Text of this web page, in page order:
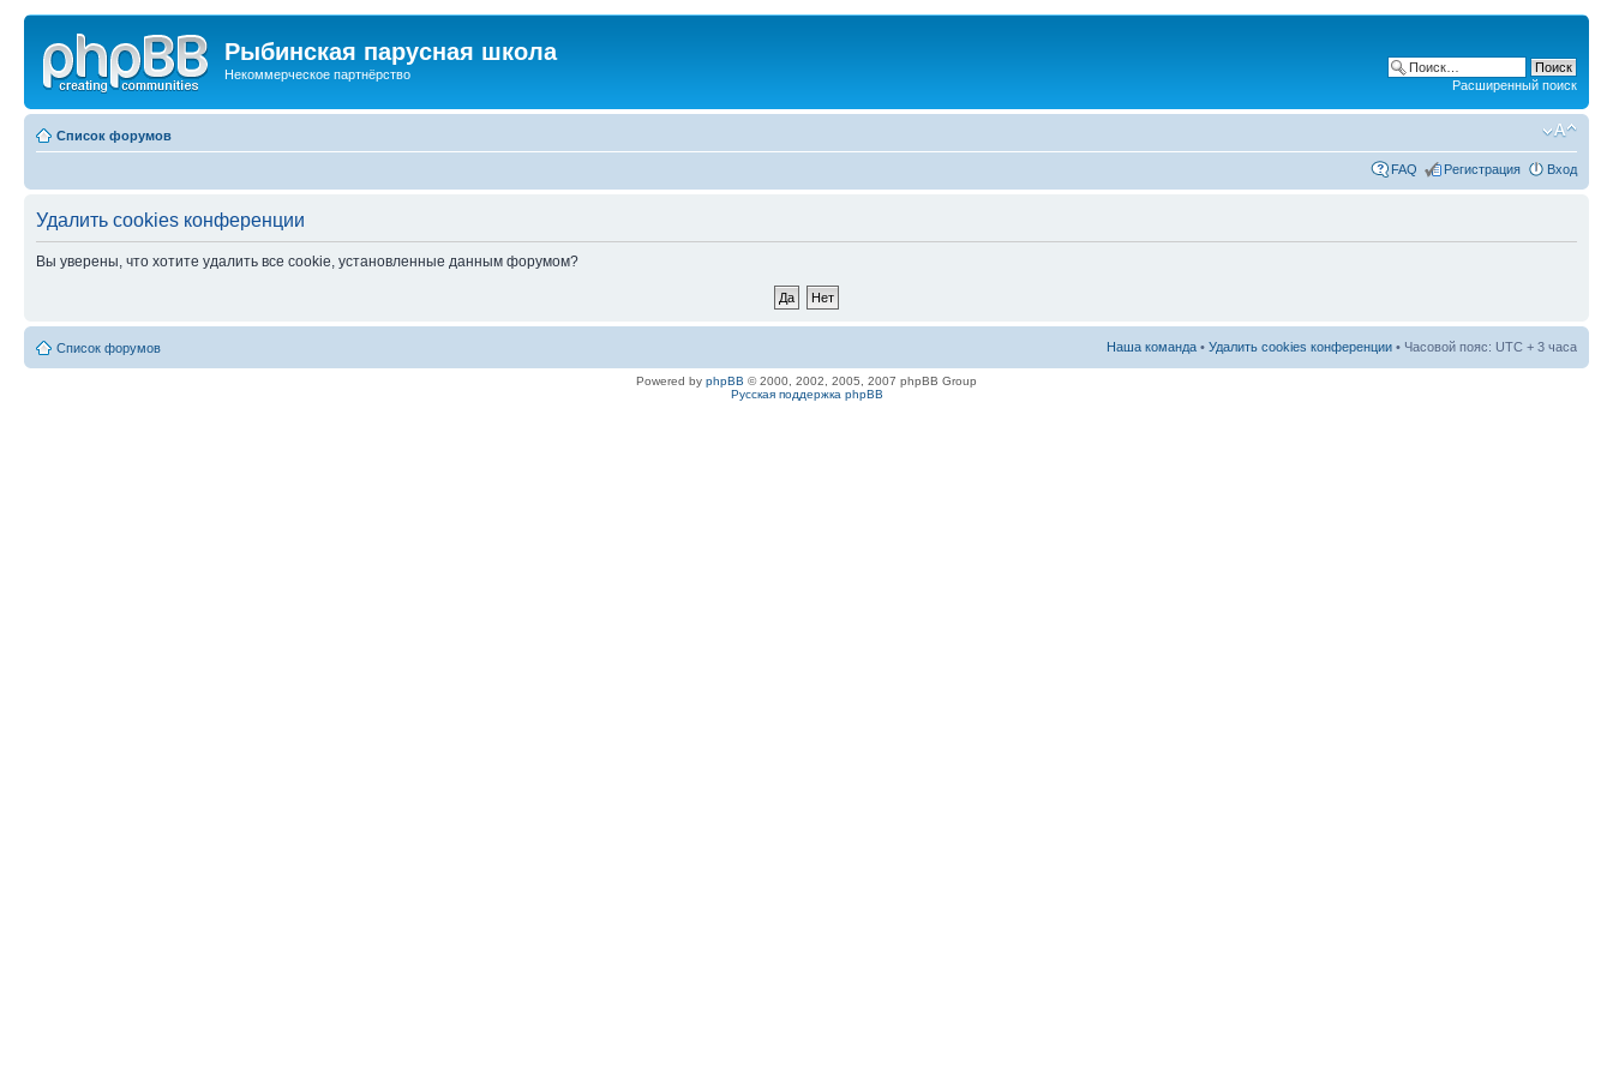
Рыбинская парусная школа
Некоммерческое партнёрство
Расширенный поиск
Список форумов
FAQ Регистрация Вход
Удалить cookies конференции
Вы уверены, что хотите удалить все cookie, установленные данным форумом?
Список форумов Наша команда • Удалить cookies конференции • Часовой пояс: UTC + 3 часа
Powered by phpBB © 2000, 2002, 2005, 2007 phpBB Group
Русская поддержка phpBB